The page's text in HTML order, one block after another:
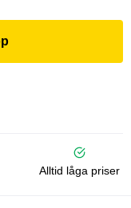
Alltid låga priser